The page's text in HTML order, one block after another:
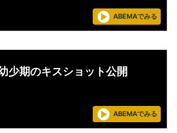
ABEMAでみる
期のキスショット公開
ABEMAでみる